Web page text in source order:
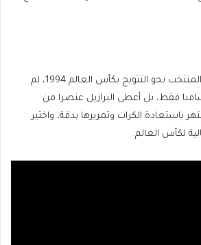
الصخرة البرازيلية، وقائد المنتخب نحو التتويج بكأس العالم 1994، لم
فقط، بل أعطى البرازيل عنصرا من
باستعادة الكرات وتمريرها بدقة، واختير
لكأس العالم.